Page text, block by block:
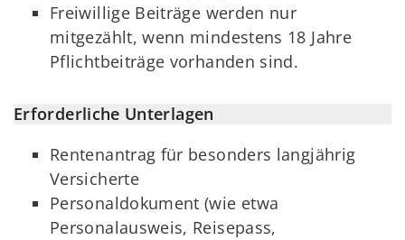
Freiwillige Beiträge werden nur
mitgezählt, wenn mindestens 18 Jahre
Pflichtbeiträge vorhanden sind.
Erforderliche Unterlagen
Rentenantrag für besonders langjährig
Versicherte
Personaldokument (wie etwa
Personalausweis, Reisepass,